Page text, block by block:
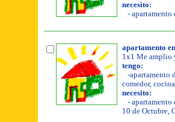
necesito:
- apartamento
apartamento
1x1 Me amplio
tengo:
-apartamento
comedor,
necesito:
- apartamento
10 de Octubre,